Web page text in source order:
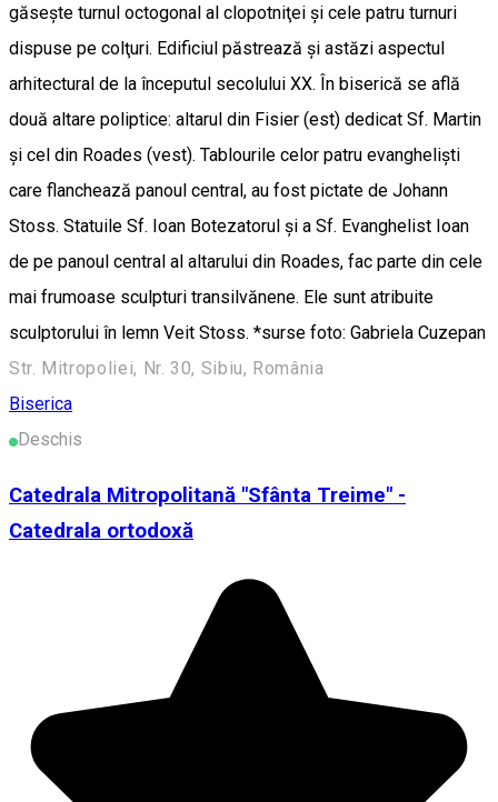
găseşte turnul octogonal al clopotniţei şi cele patru turnuri
dispuse pe colţuri. Edificiul păstrează şi astăzi aspectul
arhitectural de la începutul secolului XX. În biserică se află
două altare poliptice: altarul din Fisier (est) dedicat Sf. Martin
şi cel din Roades (vest). Tablourile celor patru evanghelişti
care flanchează panoul central, au fost pictate de Johann
Stoss. Statuile Sf. Ioan Botezatorul şi a Sf. Evanghelist Ioan
de pe panoul central al altarului din Roades, fac parte din cele
mai frumoase sculpturi transilvănene. Ele sunt atribuite
sculptorului în lemn Veit Stoss. *surse foto: Gabriela Cuzepan
Str. Mitropoliei, Nr. 30, Sibiu, România
Biserica
Deschis
Catedrala Mitropolitană "Sfânta Treime" -
Catedrala ortodoxă